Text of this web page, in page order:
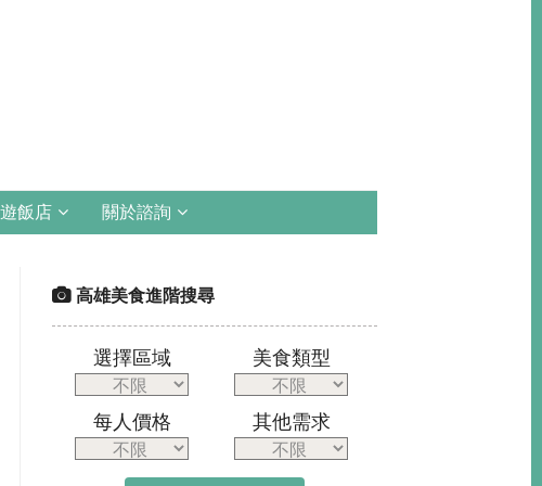
飯店 關於諮詢
高雄美食進階搜尋
選擇區域
每人價格
美食類型
其他需求